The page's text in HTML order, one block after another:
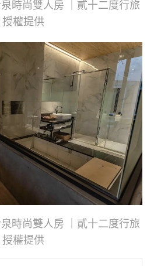
泉時尚雙人房 ｜貳十二度行旅
授權提供
泉時尚雙人房 ｜貳十二度行旅
授權提供